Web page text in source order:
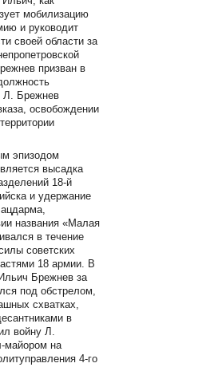
мобилизацию
и руководит
своей области за
призван в
Л. Брежнев
освобождении
эпизодом
высадка
18-й
и удержание
названия «Малая
в течение
советских
18 армии. В
Брежнев за
под обстрелом,
схватках,
в
войну Л.
майором на
4-го